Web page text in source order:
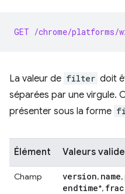
GET /chrome/
La valeur de filter doit
séparées par une virgule.
présenter sous la forme
Élément Valeurs
Champ version, name,
endtime*,